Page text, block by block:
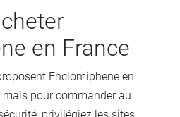
en France
Enclomiphene en
pour commander au